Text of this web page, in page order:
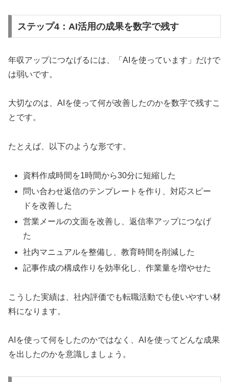
ステップ4：AI活用の成果を数字で残す
年収アップにつなげるには、「AIを使っています」だけで
は弱いです。
大切なのは、AIを使って何が改善したのかを数字で残すこ
とです。
たとえば、以下のような形です。
資料作成時間を1時間から30分に短縮した
問い合わせ返信のテンプレートを作り、対応スピー
ドを改善した
営業メールの文面を改善し、返信率アップにつなげ
た
社内マニュアルを整備し、教育時間を削減した
記事作成の構成作りを効率化し、作業量を増やせた
こうした実績は、社内評価でも転職活動でも使いやすい材
料になります。
AIを使って何をしたのかではなく、AIを使ってどんな成果
を出したのかを意識しましょう。